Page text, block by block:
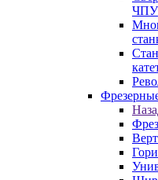
ЧПУ